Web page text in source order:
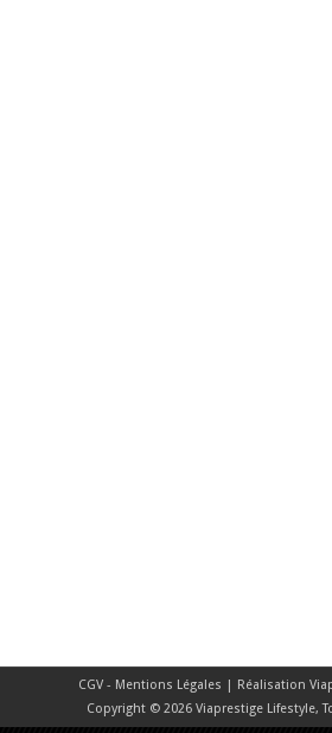
CGV - Mentions Légales | Réalisation
Copyright © 2026 Viaprestige Lifestyle,